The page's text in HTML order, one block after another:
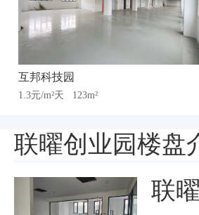
互邦科技园
1.3元/m²天 123m²
联曜创业园楼盘
联